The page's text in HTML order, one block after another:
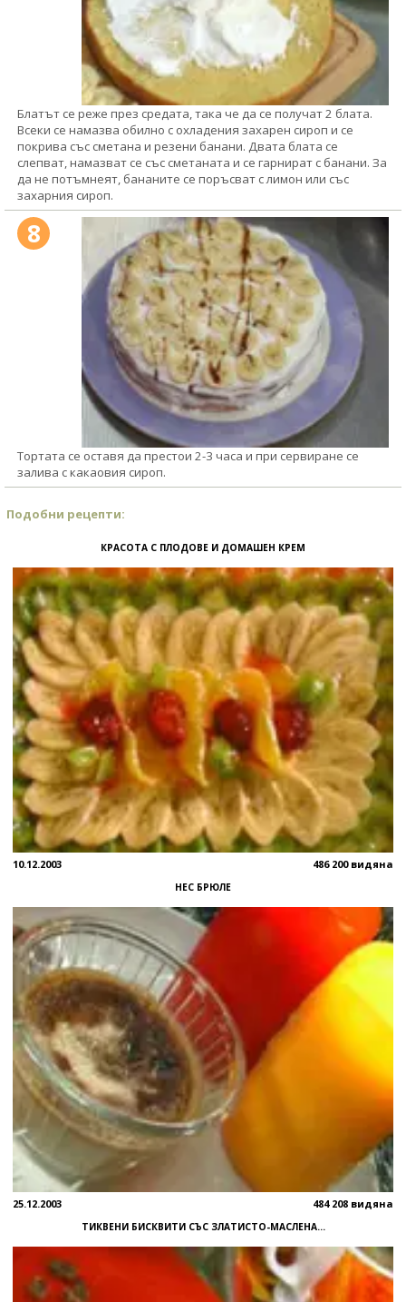
Блатът се реже през средата, така че да се получат 2 блата.
Всеки се намазва обилно с охладения захарен сироп и се
покрива със сметана и резени банани. Двата блата се
слепват, намазват се със сметаната и се гарнират с банани. За
да не потъмнеят, бананите се поръсват с лимон или със
захарния сироп.
8
Тортата се оставя да престои 2-3 часа и при сервиране се
залива с какаовия сироп.
Подобни рецепти:
КРАСОТА С ПЛОДОВЕ И ДОМАШЕН КРЕМ
10.12.2003 486 200 видяна
НЕС БРЮЛЕ
25.12.2003 484 208 видяна
ТИКВЕНИ БИСКВИТИ СЪС ЗЛАТИСТО-МАСЛЕНА...